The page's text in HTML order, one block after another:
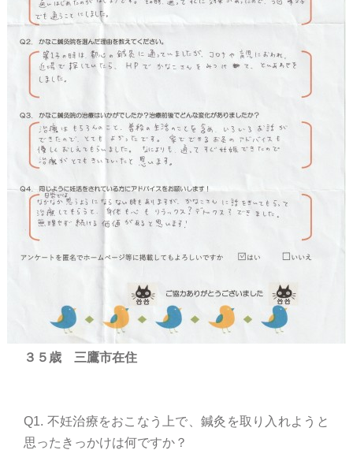
３５歳 三鷹市在住
Q1. 不妊治療をおこなう上で、鍼灸を取り入れようと
思ったきっかけは何ですか？